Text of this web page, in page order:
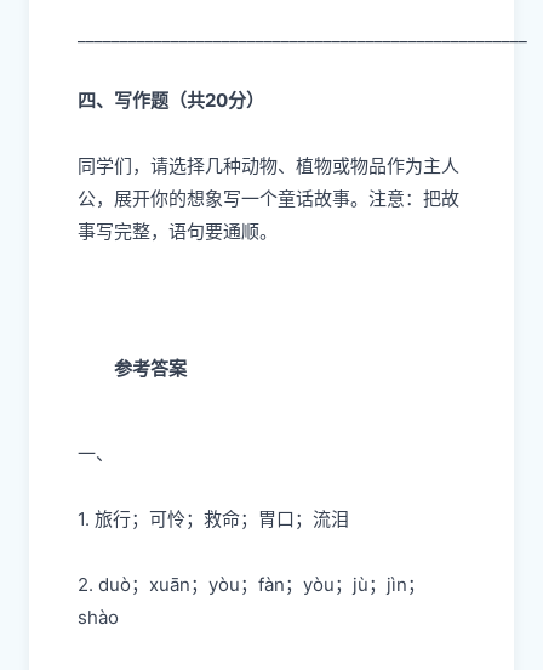
四、写作题（共20分）
同学们，请选择几种动物、植物或物品作为主人
公，展开你的想象写一个童话故事。注意：把故
事写完整，语句要通顺。
参考答案
一、
1. 旅行；可怜；救命；胃口；流泪
2. duò；xuān；yòu；fàn；yòu；jù；jìn；
shào